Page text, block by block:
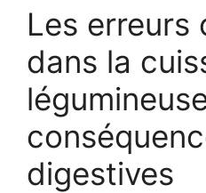
Les erreurs
dans la
digestives